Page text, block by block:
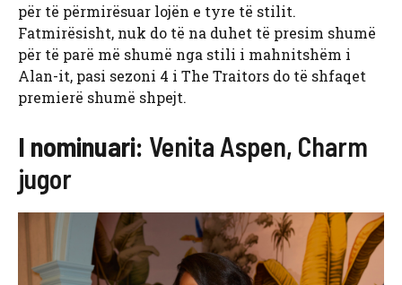
për të përmirësuar lojën e tyre të stilit.
Fatmirësisht, nuk do të na duhet të presim shumë
për të parë më shumë nga stili i mahnitshëm i
Alan-it, pasi sezoni 4 i The Traitors do të shfaqet
premierë shumë shpejt.
I nominuari: Venita Aspen, Charm
jugor